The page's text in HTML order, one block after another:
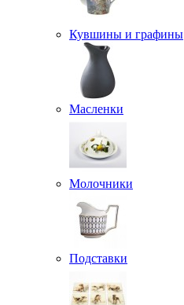
Кувшины и графины
Масленки
Молочники
Подставки